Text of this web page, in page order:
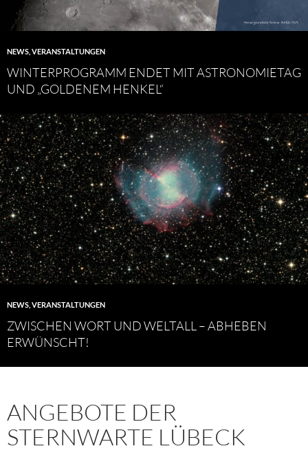
NEWS VERANSTALTUNGEN
WINTERPROGRAMM ENDET MIT ASTRONOMIETAG
UND „GOLDENEM HENKEL“
NEWS VERANSTALTUNGEN
ZWISCHEN WORT UND WELTALL – ABHEBEN
ERWÜNSCHT!
ANGEBOTE DER
STERNWARTE LÜBECK